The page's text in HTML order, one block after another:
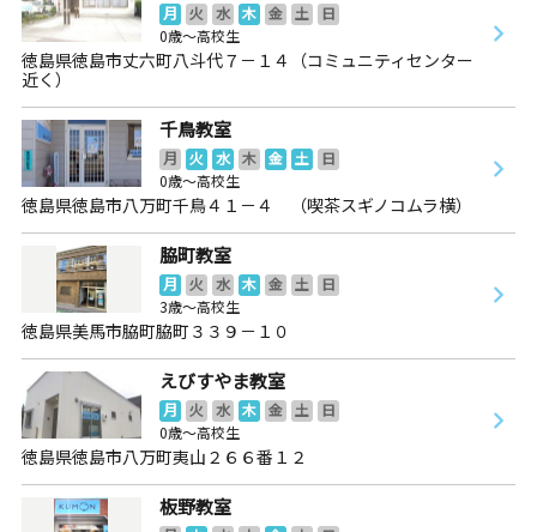
月 火 水 木 金 土
日
0歳～高校生
徳島県徳島市丈六町八斗代７－１４（コミュニティセンター
近く）
千鳥教室
月 火 水 木 金 土
日
0歳～高校生
徳島県徳島市八万町千鳥４１－４ （喫茶スギノコムラ横）
脇町教室
月 火 水 木 金 土
日
3歳～高校生
徳島県美馬市脇町脇町３３９－１０
えびすやま教室
月 火 水 木 金 土
日
0歳～高校生
徳島県徳島市八万町夷山２６６番１２
板野教室